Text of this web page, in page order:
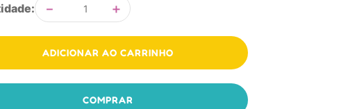
＋
－
ADICIONAR AO CARRINHO
COMPRAR